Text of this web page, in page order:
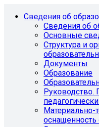
Сведения об
Сведения об
Основные
Структура и
Документы
Образование
Руководство.
Материально-
оснащенность